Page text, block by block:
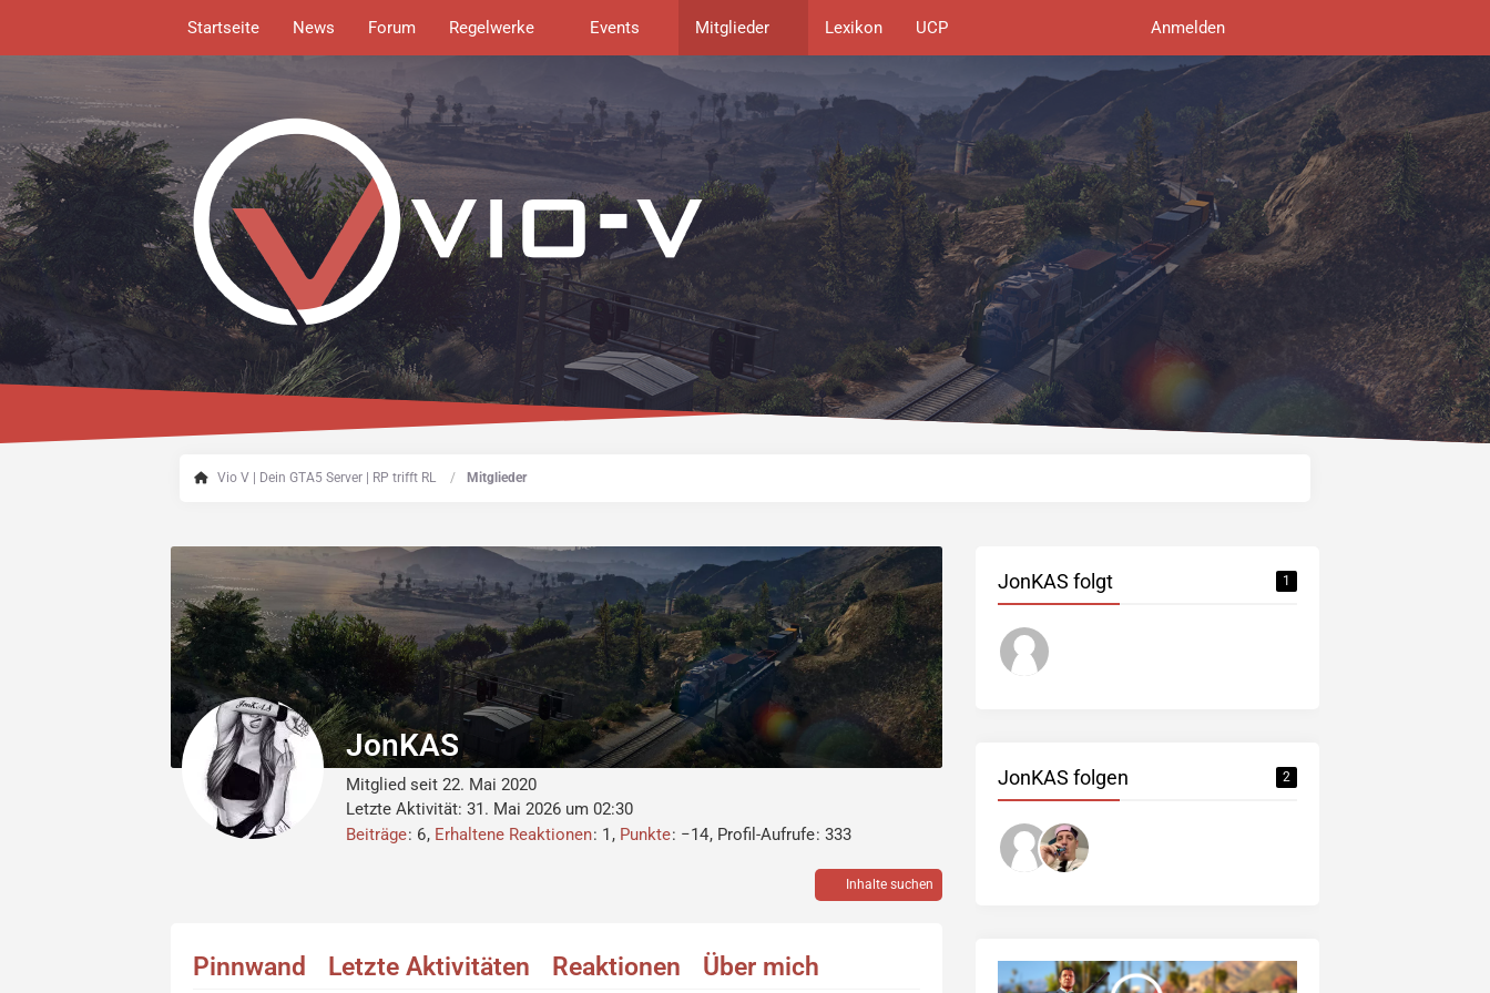
Startseite News Forum Regelwerke Events Mitglieder Lexikon UCP Anmelden
Vio V | Dein GTA5 Server | RP trifft RL Mitglieder
JonKAS
Mitglied seit 22. Mai 2020
Letzte Aktivität:31. Mai 2026 um 02:30
Beiträge 6 Erhaltene Reaktionen 1 Punkte −14 Profil-Aufrufe 333
Inhalte suchen
Pinnwand Letzte Aktivitäten Reaktionen Über mich
JonKAS folgt 1
JonKAS folgen 2